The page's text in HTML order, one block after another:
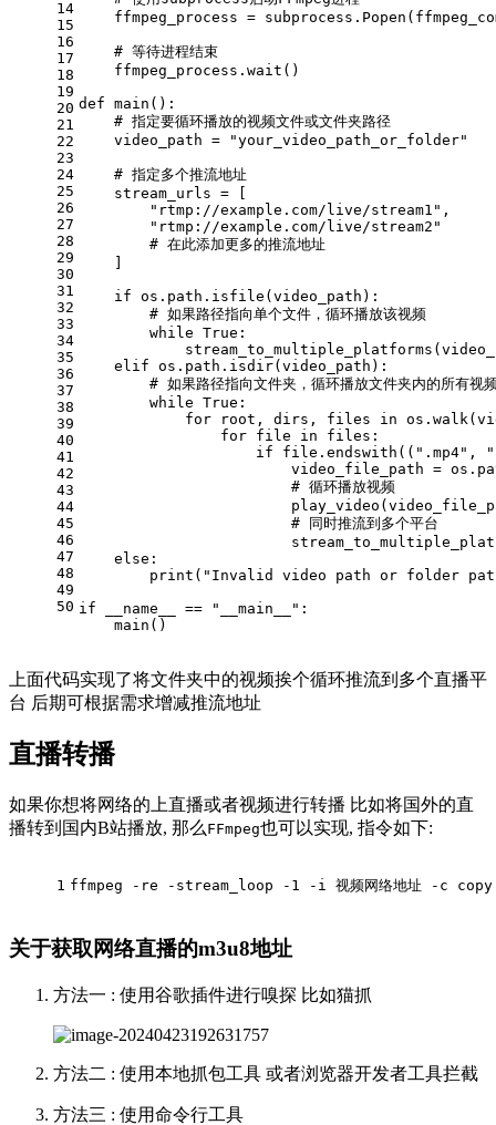
14
15
16
17
18
19
20
21
22
23
24
25
26
27
28
29
30
31
32
33
34
35
36
37
38
39
40
41
42
43
44
45
46
47
48
49
50
ffmpeg_process =
# 等待进程结束
    ffmpeg_process.wait()
def main () :
# 指定要循环播放的视频文件或文件夹路径
    video_path =
"your_video_path_or_folder"
# 指定多个推流地址
    stream_urls = [
"rtmp://example.com/live/stream1" ,
"rtmp://example.com/live/stream2"
# 在此添加更多的推流地址
    ]
if os.path.isfile(video_path):
# 如果路径指向单个文件，循环播放该视频
while True :
elif os.path.isdir(video_path):
# 如果路径指向文件夹，循环播放文件夹内的所有视
while True :
for root, dirs, files in
for file in files:
if file.endswith(( ".mp4" ,
video_file_path =
# 循环播放视频
# 同时推流到多个平台
else :
        print(
"Invalid video path or folder
if __name__ == "__main__" :
    main()
上面代码实现了将文件夹中的视频挨个循环推流到多个直播平
台 后期可根据需求增减推流地址
直播转播
如果你想将网络的上直播或者视频进行转播 比如将国外的直
播转到国内B站播放, 那么 FFmpeg也可以实现, 指令如下:
1 ffmpeg -re -stream_loop -1 -i 视频网络地址 -c
关于获取网络直播的m3u8地址
方法一 : 使用谷歌插件进行嗅探 比如猫抓
方法二 : 使用本地抓包工具 或者浏览器开发者工具拦截
方法三 : 使用命令行工具